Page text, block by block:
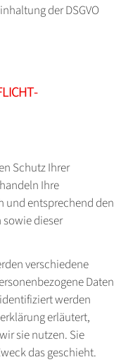
der DSGVO
Schutz Ihrer
Ihre
und entsprechend den
dieser
verschiedene
Daten
werden
erläutert,
sie nutzen. Sie
das geschieht.